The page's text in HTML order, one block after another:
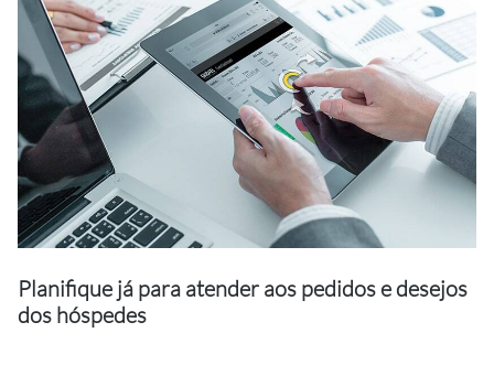
Planifique já para atender aos pedidos e desejos
dos hóspedes